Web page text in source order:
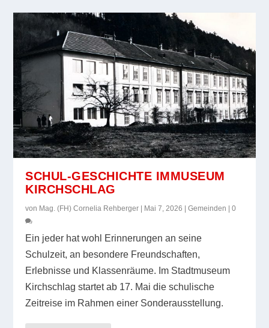
SCHUL-GESCHICHTE IMMUSEUM
KIRCHSCHLAG
von Mag. (FH) Cornelia Rehberger Mai 7, 2026 |Gemeinden |0
Ein jeder hat wohl Erinnerungen an seine
Schulzeit, an besondere Freundschaften,
Erlebnisse und Klassenräume. Im Stadtmuseum
Kirchschlag startet ab 17. Mai die schulische
Zeitreise im Rahmen einer Sonderausstellung.